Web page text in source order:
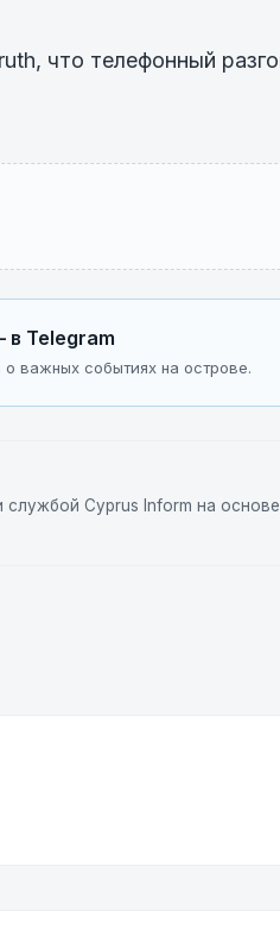
что телефонный
Telegram
важных событиях на острове.
Cyprus Inform на